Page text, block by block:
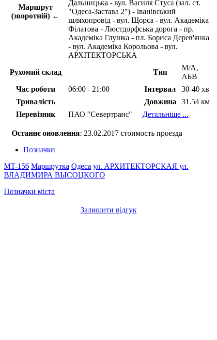
Маршрут
(зворотній) ←
Дальницька - вул. Василя Стуса (зал. ст.
"Одеса-Застава 2") - Іванівський
шляхопровід - вул. Щорса - вул. Академіка
Філатова - Люстдорфська дорога - пр.
Академіка Глушка - пл. Бориса Дерев'янка
- вул. Академіка Корольова - вул.
АРХІТЕКТОРСЬКА
Рухомий склад Тип
М/А,
АБВ
Час роботи
06:00 - 21:00 Інтервал
30-40 хв
Тривалість
Довжина
31.54 км
Перевізник
ПАО "Севертранс" Детальніше ...
Останнє оновлення: 23.02.2017 стоимость проезда
Позначки
MT-156 Маршрутка Одеса ул. АРХИТЕКТОРСКАЯ ул.
ВЛАДИМИРА ВЫСОЦКОГО
Позначки міста
Залишити відгук